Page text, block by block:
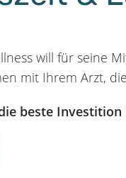
will für seine
mit Ihrem Arzt,
beste Investition